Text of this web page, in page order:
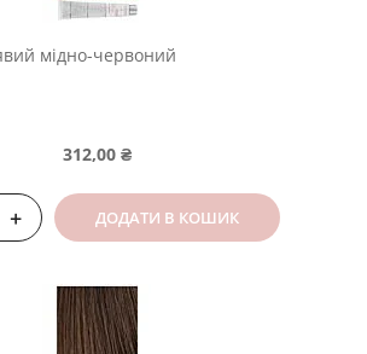
мідно-червоний
312,00 ₴
+ ДОДАТИ В КОШИК